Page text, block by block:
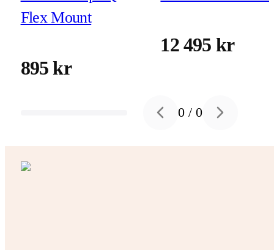
Flex Mount
895 kr
12 495 kr
Previous slide
0 /0 Next slide